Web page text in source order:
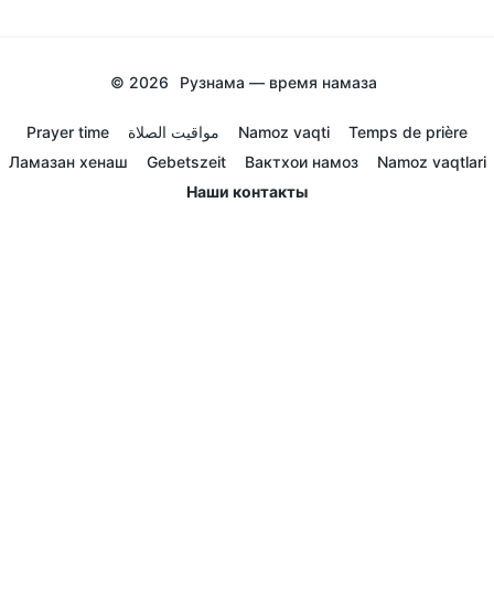
© 2026 Рузнама — время намаза
Prayer time مواقيت الصلاة Namoz vaqti
Temps de prière
Ламазан хенаш
Gebetszeit Вактхои намоз
Namoz vaqtlari
Наши контакты